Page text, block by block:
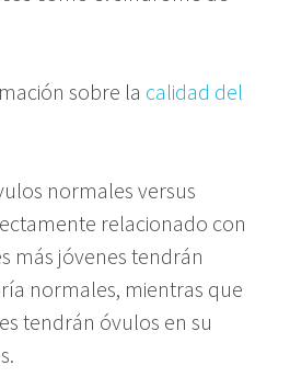
sobre la calidad del
normales versus
relacionado con
más jóvenes tendrán
normales, mientras que
tendrán óvulos en su